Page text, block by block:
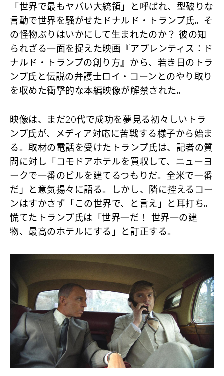
「世界で最もヤバい大統領」と呼ばれ、型破りな
言動で世界を騒がせたドナルド・トランプ氏。そ
の怪物ぶりはいかにして生まれたのか？ 彼の知
られざる一面を捉えた映画『アプレンティス：ド
ナルド・トランプの創り方』から、若き日のトラ
ンプ氏と伝説の弁護士ロイ・コーンとのやり取り
を収めた衝撃的な本編映像が解禁された。
映像は、まだ20代で成功を夢見る初々しいトラ
ンプ氏が、メディア対応に苦戦する様子から始ま
る。取材の電話を受けたトランプ氏は、記者の質
問に対し「コモドアホテルを買収して、ニューヨ
ークで一番のビルを建てるつもりだ。全米で一番
だ」と意気揚々に語る。しかし、隣に控えるコー
ンはすかさず「この世界で、と言え」と耳打ち。
慌てたトランプ氏は「世界一だ！ 世界一の建
物、最高のホテルにする」と訂正する。